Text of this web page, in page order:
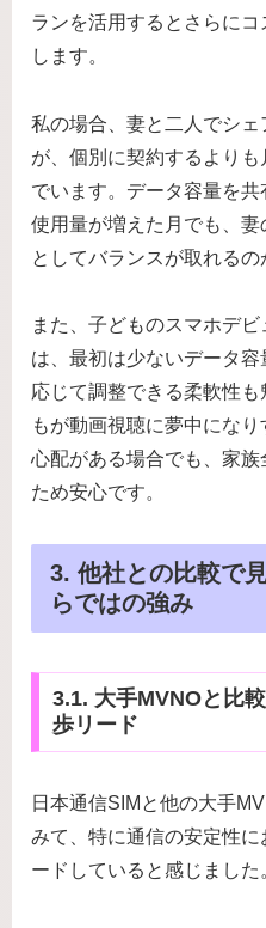
ランを活用するとさらに
します。
私の場合、妻と二人でシ
が、個別に契約するより
でいます。データ容量を
使用量が増えた月でも、
としてバランスが取れるの
また、子どものスマホデ
は、最初は少ないデータ
応じて調整できる柔軟性
もが動画視聴に夢中にな
心配がある場合でも、家
ため安心です。
3. 他社との比較で
らではの強み
3.1. 大手MVNOと比
歩リード
日本通信SIMと他の大手
みて、特に通信の安定性に
ードしていると感じました